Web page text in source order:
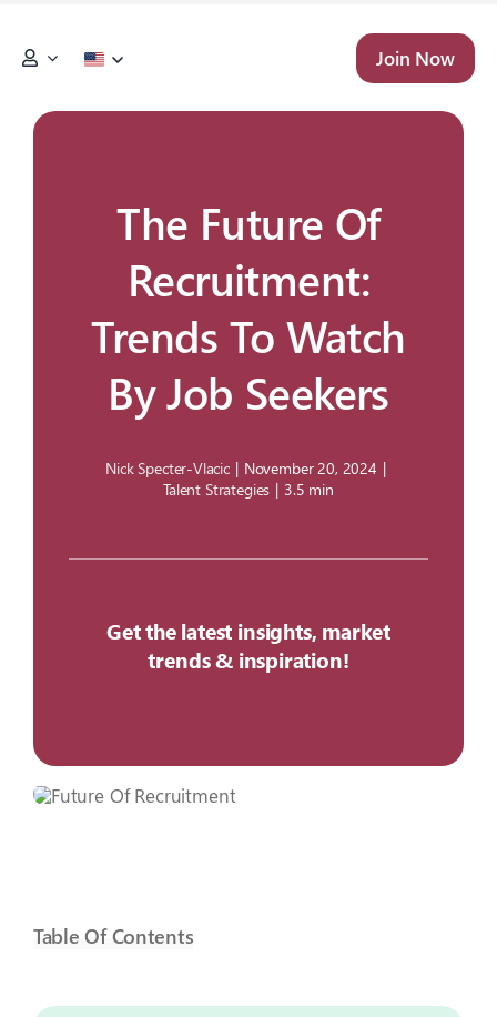
Join Now
The Future Of
Recruitment:
Trends To Watch
By Job Seekers
Nick Specter-Vlacic | November 20, 2024 |
Talent Strategies | 3.5 min
Get the latest insights, market
trends & inspiration!
Table Of Contents